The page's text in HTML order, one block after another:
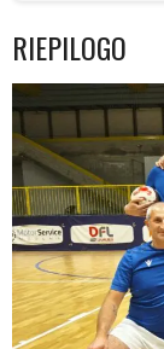
RIEPILOGO